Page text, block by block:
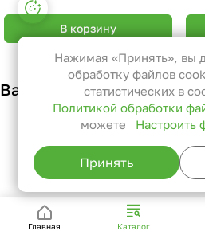
В корзину
Вам также может
Главная Каталог
Функциональные
Эти файлы необходимы
функционирования сайта
могут быть отключены в
системах. Вы можете
браузер так, чтобы он
их или уведомлял вас об
использовании, но в
сайта не будут работать.
Нажимая «Принять», вы
обработку файлов
статистических в
Политикой обработки
можете
Настроить
Принять